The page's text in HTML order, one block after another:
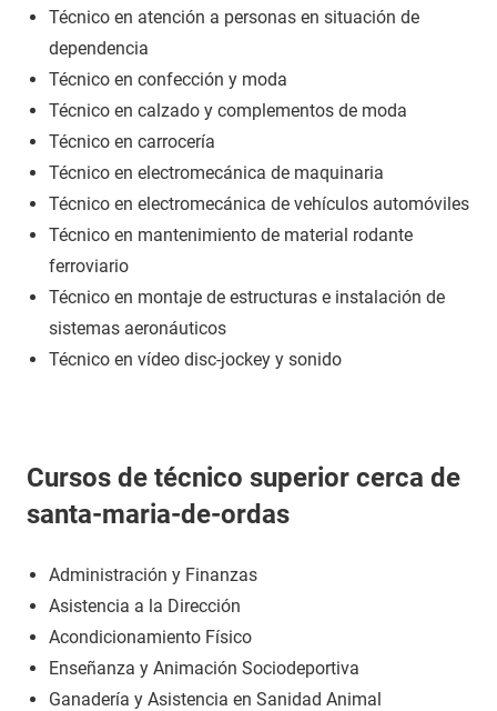
Técnico en atención a personas en situación de
dependencia
Técnico en confección y moda
Técnico en calzado y complementos de moda
Técnico en carrocería
Técnico en electromecánica de maquinaria
Técnico en electromecánica de vehículos automóviles
Técnico en mantenimiento de material rodante
ferroviario
Técnico en montaje de estructuras e instalación de
sistemas aeronáuticos
Técnico en vídeo disc-jockey y sonido
Cursos de técnico superior cerca de
santa-maria-de-ordas
Administración y Finanzas
Asistencia a la Dirección
Acondicionamiento Físico
Enseñanza y Animación Sociodeportiva
Ganadería y Asistencia en Sanidad Animal